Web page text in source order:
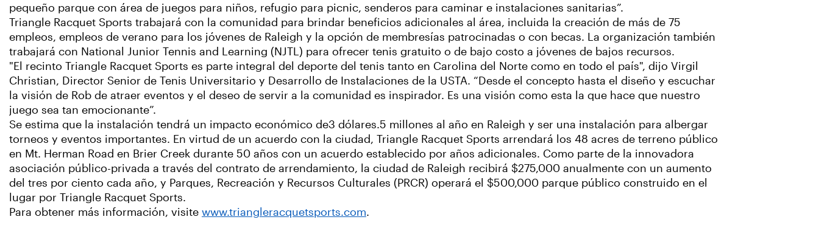
pequeño parque con área de juegos para niños, refugio para picnic, senderos para caminar e instalaciones sanitarias”.
Triangle Racquet Sports trabajará con la comunidad para brindar beneficios adicionales al área, incluida la creación de más de 75
empleos, empleos de verano para los jóvenes de Raleigh y la opción de membresías patrocinadas o con becas. La organización también
trabajará con National Junior Tennis and Learning (NJTL) para ofrecer tenis gratuito o de bajo costo a jóvenes de bajos recursos.
"El recinto Triangle Racquet Sports es parte integral del deporte del tenis tanto en Carolina del Norte como en todo el país", dijo Virgil
Christian, Director Senior de Tenis Universitario y Desarrollo de Instalaciones de la USTA. “Desde el concepto hasta el diseño y escuchar
la visión de Rob de atraer eventos y el deseo de servir a la comunidad es inspirador. Es una visión como esta la que hace que nuestro
juego sea tan emocionante”.
Se estima que la instalación tendrá un impacto económico de3 dólares.5 millones al año en Raleigh y ser una instalación para albergar
torneos y eventos importantes. En virtud de un acuerdo con la ciudad, Triangle Racquet Sports arrendará los 48 acres de terreno público
en Mt. Herman Road en Brier Creek durante 50 años con un acuerdo establecido por años adicionales. Como parte de la innovadora
asociación público-privada a través del contrato de arrendamiento, la ciudad de Raleigh recibirá $275,000 anualmente con un aumento
del tres por ciento cada año, y Parques, Recreación y Recursos Culturales (PRCR) operará el $500,000 parque público construido en el
lugar por Triangle Racquet Sports.
Para obtener más información, visite www.triangleracquetsports.com.